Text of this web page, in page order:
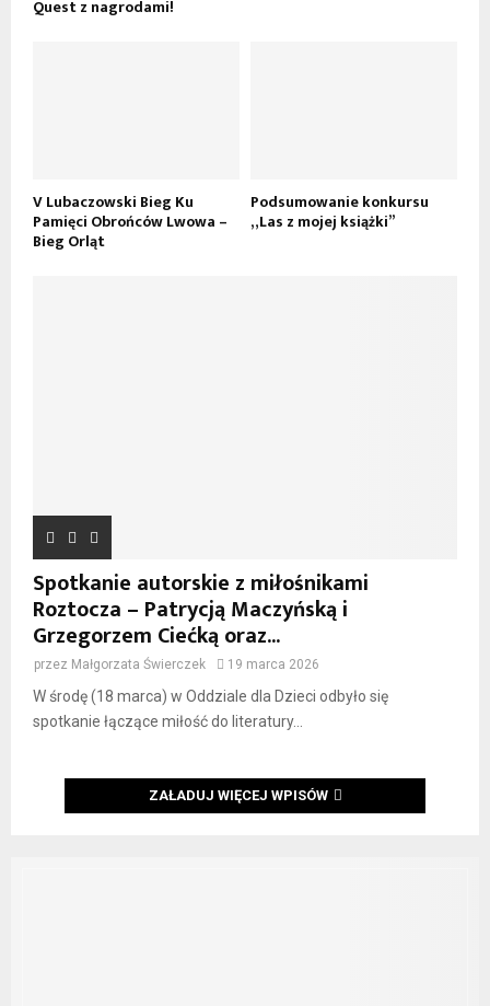
Quest z nagrodami!
V Lubaczowski Bieg Ku
Pamięci Obrońców Lwowa –
Bieg Orląt
Podsumowanie konkursu
„Las z mojej książki”
Spotkanie autorskie z miłośnikami
Roztocza – Patrycją Maczyńską i
Grzegorzem Ciećką oraz...
przez Małgorzata Świerczek 19 marca 2026
W środę (18 marca) w Oddziale dla Dzieci odbyło się
spotkanie łączące miłość do literatury...
ZAŁADUJ WIĘCEJ WPISÓW